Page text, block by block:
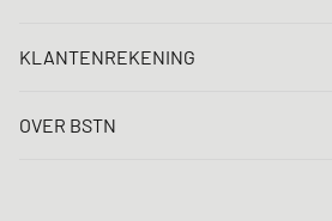
FAQ
KLANTENREKENING
Registreren
OVER BSTN